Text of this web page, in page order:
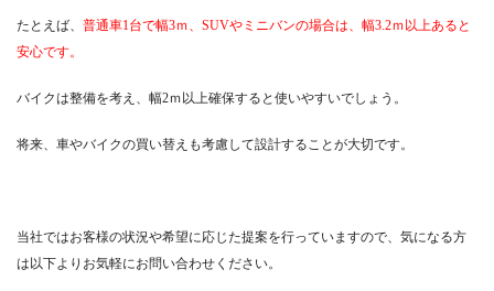
たとえば、 普通車1台で幅3ｍ、SUVやミニバンの場合は、幅3.2ｍ以上あると
安心です。
バイクは整備を考え、幅2ｍ以上確保すると使いやすいでしょう。
将来、車やバイクの買い替えも考慮して設計することが大切です。
当社ではお客様の状況や希望に応じた提案を行っていますので、気になる方
は以下よりお気軽にお問い合わせください。